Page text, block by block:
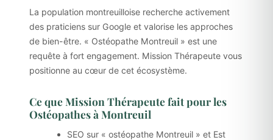
La population montreuilloise recherche activement
des praticiens sur Google et valorise les approches
de bien-être. « Ostéopathe Montreuil » est une
requête à fort engagement. Mission Thérapeute vous
positionne au cœur de cet écosystème.
Ce que Mission Thérapeute fait pour les
Ostéopathes à Montreuil
SEO sur « ostéopathe Montreuil » et Est